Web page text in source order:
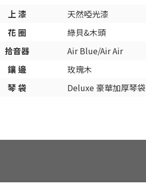
上 漆
天然啞光漆
花 圈
綠貝&木頭
拾音器
Air Blue/Air Air
鑲 邊
玫瑰木
琴 袋
Deluxe 豪華加厚琴袋